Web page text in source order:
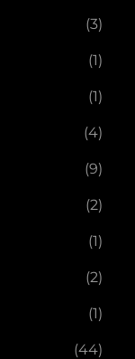
(3)
(1)
(1)
(4)
(9)
(2)
(1)
(2)
(1)
(44)